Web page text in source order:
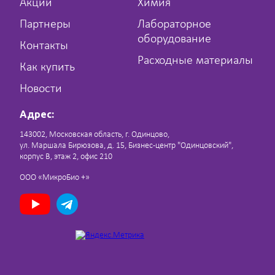
Акции
Партнеры
Контакты
Как купить
Новости
Химия
Лабораторное
оборудование
Расходные материалы
Адрес:
143002, Московская область, г. Одинцово,
ул. Маршала Бирюзова, д. 15, Бизнес-центр "Одинцовский",
корпус В, этаж 2, офис 210
ООО «МикроБио +»